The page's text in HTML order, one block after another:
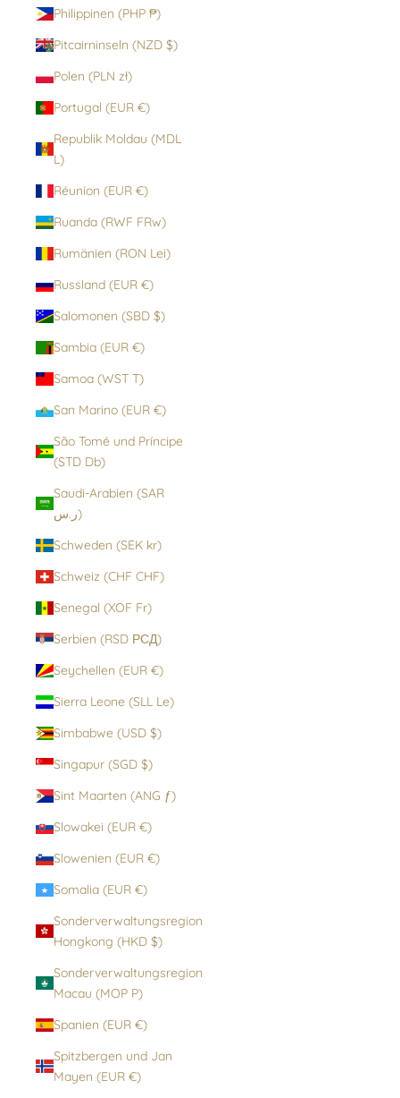
Philippinen (PHP ₱)
Pitcairninseln (NZD $)
Polen (PLN zł)
Portugal (EUR €)
Republik Moldau (MDL
L)
Réunion (EUR €)
Ruanda (RWF FRw)
Rumänien (RON Lei)
Russland (EUR €)
Salomonen (SBD $)
Sambia (EUR €)
Samoa (WST T)
San Marino (EUR €)
São Tomé und Príncipe
(STD Db)
Saudi-Arabien (SAR
ر.س)
Schweden (SEK kr)
Schweiz (CHF CHF)
Senegal (XOF Fr)
Serbien (RSD РСД)
Seychellen (EUR €)
Sierra Leone (SLL Le)
Simbabwe (USD $)
Singapur (SGD $)
Sint Maarten (ANG ƒ)
Slowakei (EUR €)
Slowenien (EUR €)
Somalia (EUR €)
Sonderverwaltungsregion
Hongkong (HKD $)
Sonderverwaltungsregion
Macau (MOP P)
Spanien (EUR €)
Spitzbergen und Jan
Mayen (EUR €)